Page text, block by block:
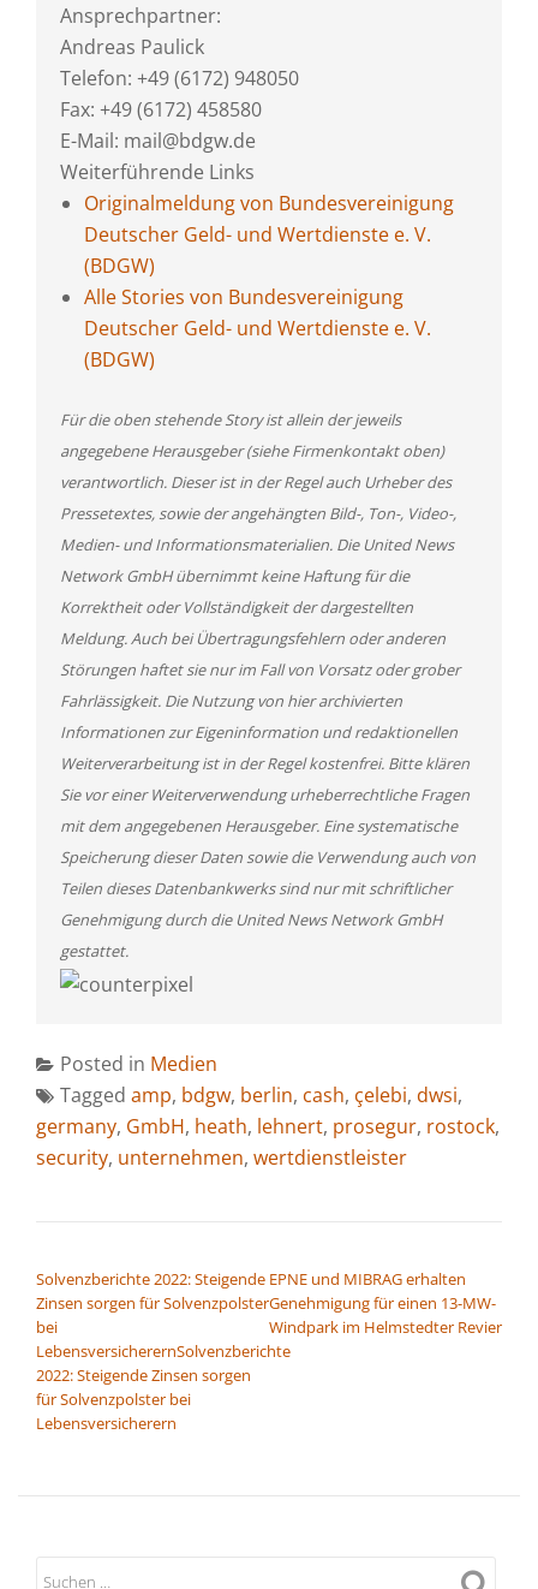
Ansprechpartner:
Andreas Paulick
Telefon: +49 (6172) 948050
Fax: +49 (6172) 458580
E-Mail: mail@bdgw.de
Weiterführende Links
Originalmeldung von Bundesvereinigung
Deutscher Geld- und Wertdienste e. V.
(BDGW)
Alle Stories von Bundesvereinigung
Deutscher Geld- und Wertdienste e. V.
(BDGW)
Für die oben stehende Story ist allein der jeweils
angegebene Herausgeber (siehe Firmenkontakt oben)
verantwortlich. Dieser ist in der Regel auch Urheber des
Pressetextes, sowie der angehängten Bild-, Ton-, Video-,
Medien- und Informationsmaterialien. Die United News
Network GmbH übernimmt keine Haftung für die
Korrektheit oder Vollständigkeit der dargestellten
Meldung. Auch bei Übertragungsfehlern oder anderen
Störungen haftet sie nur im Fall von Vorsatz oder grober
Fahrlässigkeit. Die Nutzung von hier archivierten
Informationen zur Eigeninformation und redaktionellen
Weiterverarbeitung ist in der Regel kostenfrei. Bitte klären
Sie vor einer Weiterverwendung urheberrechtliche Fragen
mit dem angegebenen Herausgeber. Eine systematische
Speicherung dieser Daten sowie die Verwendung auch von
Teilen dieses Datenbankwerks sind nur mit schriftlicher
Genehmigung durch die United News Network GmbH
gestattet.
Posted in Medien
Tagged amp, bdgw, berlin, cash, çelebi, dwsi,
germany, GmbH, heath, lehnert, prosegur, rostock,
security, unternehmen, wertdienstleister
Solvenzberichte 2022: Steigende
Zinsen sorgen für Solvenzpolster
bei
LebensversicherernSolvenzberichte
2022: Steigende Zinsen sorgen
für Solvenzpolster bei
Lebensversicherern
EPNE und MIBRAG erhalten
Genehmigung für einen 13-MW-
Windpark im Helmstedter Revier